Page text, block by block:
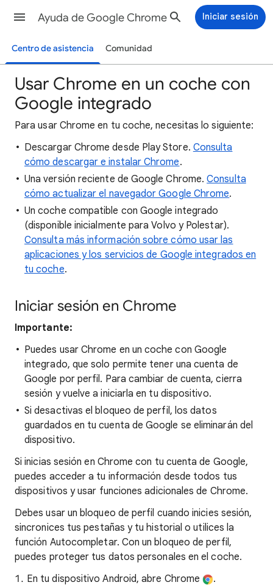
Ayuda de Google Chrome Iniciar sesión
Centro de asistencia Comunidad
Usar Chrome en un coche con
Google integrado
Para usar Chrome en tu coche, necesitas lo siguiente:
Descargar Chrome desde Play Store. Consulta
cómo descargar e instalar Chrome.
Una versión reciente de Google Chrome.Consulta
cómo actualizar el navegador Google Chrome.
Un coche compatible con Google integrado
(disponible inicialmente para Volvo y Polestar).
Consulta más información sobre cómo usar las
aplicaciones y los servicios de Google integrados en
tu coche.
Iniciar sesión en Chrome
Importante:
Puedes usar Chrome en un coche con Google
integrado, que solo permite tener una cuenta de
Google por perfil. Para cambiar de cuenta, cierra
sesión y vuelve a iniciarla en tu dispositivo.
Si desactivas el bloqueo de perfil, los datos
guardados en tu cuenta de Google se eliminarán del
dispositivo.
Si inicias sesión en Chrome con tu cuenta de Google,
puedes acceder a tu información desde todos tus
dispositivos y usar funciones adicionales de Chrome.
Debes usar un bloqueo de perfil cuando inicies sesión,
sincronices tus pestañas y tu historial o utilices la
función Autocompletar. Con un bloqueo de perfil,
puedes proteger tus datos personales en el coche.
En tu dispositivo Android, abre Chrome
.